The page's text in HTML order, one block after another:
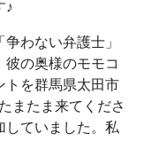
♪
わない弁護士」
の奥様のモモコ
トを群馬県太田市
またま来てくださ
していました。私